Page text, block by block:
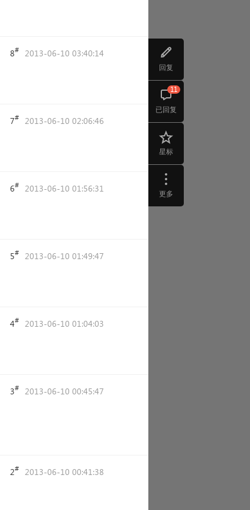
回复
已回复
11
星标
更多
8# 2013-06-10 03:40:14
7# 2013-06-10 02:06:46
6# 2013-06-10 01:56:31
5# 2013-06-10 01:49:47
4# 2013-06-10 01:04:03
3# 2013-06-10 00:45:47
2# 2013-06-10 00:41:38